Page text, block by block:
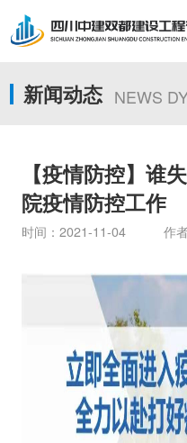
新闻动态 NEWS
【疫情防控】谁
院疫情防控工作
时间：2021-11-04 作